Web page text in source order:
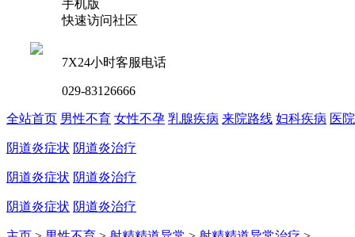
手机版
快速访问社区
7X24小时客服电话
029-83126666
全站首页 男性不育 女性不孕 乳腺疾病 来院路线 妇科疾病 医
阴道炎症状 阴道炎治疗
阴道炎症状 阴道炎治疗
阴道炎症状 阴道炎治疗